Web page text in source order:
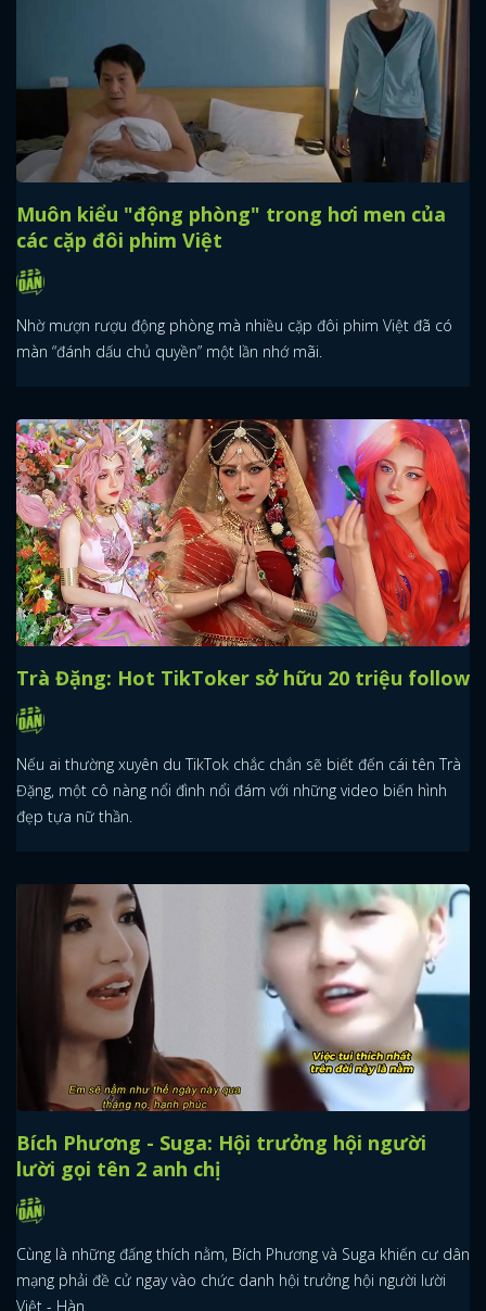
Muôn kiểu "động phòng" trong hơi men của
các cặp đôi phim Việt
Nhờ mượn rượu động phòng mà nhiều cặp đôi phim Việt đã có
màn “đánh dấu chủ quyền” một lần nhớ mãi.
Trà Đặng: Hot TikToker sở hữu 20 triệu follow
Nếu ai thường xuyên du TikTok chắc chắn sẽ biết đến cái tên Trà
Đặng, một cô nàng nổi đình nổi đám với những video biến hình
đẹp tựa nữ thần.
Bích Phương - Suga: Hội trưởng hội người
lười gọi tên 2 anh chị
Cùng là những đấng thích nằm, Bích Phương và Suga khiến cư dân
mạng phải đề cử ngay vào chức danh hội trưởng hội người lười
Việt - Hàn.